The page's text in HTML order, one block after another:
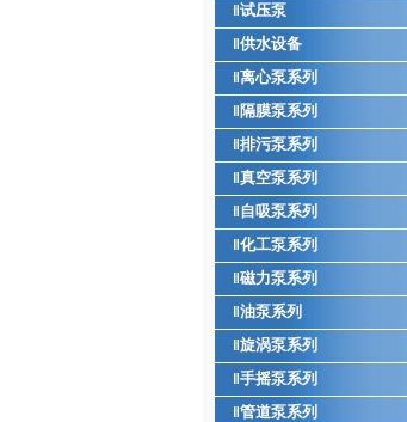
试压泵
供水设备
离心泵系列
隔膜泵系列
排污泵系列
真空泵系列
自吸泵系列
化工泵系列
磁力泵系列
油泵系列
旋涡泵系列
手摇泵系列
管道泵系列